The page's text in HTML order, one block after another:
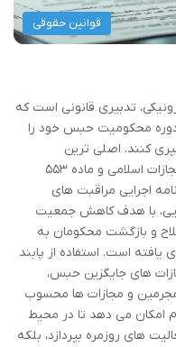
قوانین حقوقی
تدبیری قانونی است که
محکومیت حبس خود را
کنند. اصلی ترین
مستندات قانونی این امر، ماده ۶۲ قانون مجازات اسلامی و ماده ۵۵۳
اجرایی مراقبت های
با هدف کاهش جمعیت
و بازگشت محکومان به
یافته است. استفاده از پابند
های جایگزین حبس،
و مجازات ها محسوب
امکان می دهد تا در محیط
های روزمره بپردازد، بلکه